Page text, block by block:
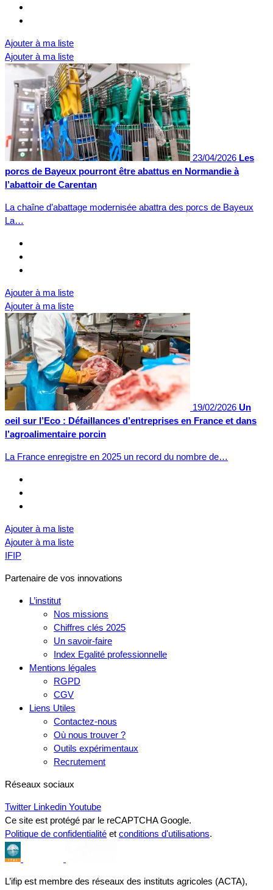
Ajouter à ma liste
Ajouter à ma liste
23/04/2026 Les
porcs de Bayeux pourront être abattus en Normandie à
l’abattoir de Carentan
La chaîne d’abattage modernisée abattra des porcs de Bayeux
La…
Ajouter à ma liste
Ajouter à ma liste
19/02/2026 Un
oeil sur l’Eco : Défaillances d’entreprises en France et dans
l’agroalimentaire porcin
La France enregistre en 2025 un record du nombre de…
Ajouter à ma liste
Ajouter à ma liste
IFIP
Partenaire de vos innovations
L’institut
Nos missions
Chiffres clés 2025
Un savoir-faire
Index Egalité professionnelle
Mentions légales
RGPD
CGV
Liens Utiles
Contactez-nous
Où nous trouver ?
Outils expérimentaux
Recrutement
Réseaux sociaux
Twitter Linkedin Youtube
Ce site est protégé par le reCAPTCHA Google.
Politique de confidentialité et conditions d'utilisations.
L’ifip est membre des réseaux des instituts agricoles (ACTA),